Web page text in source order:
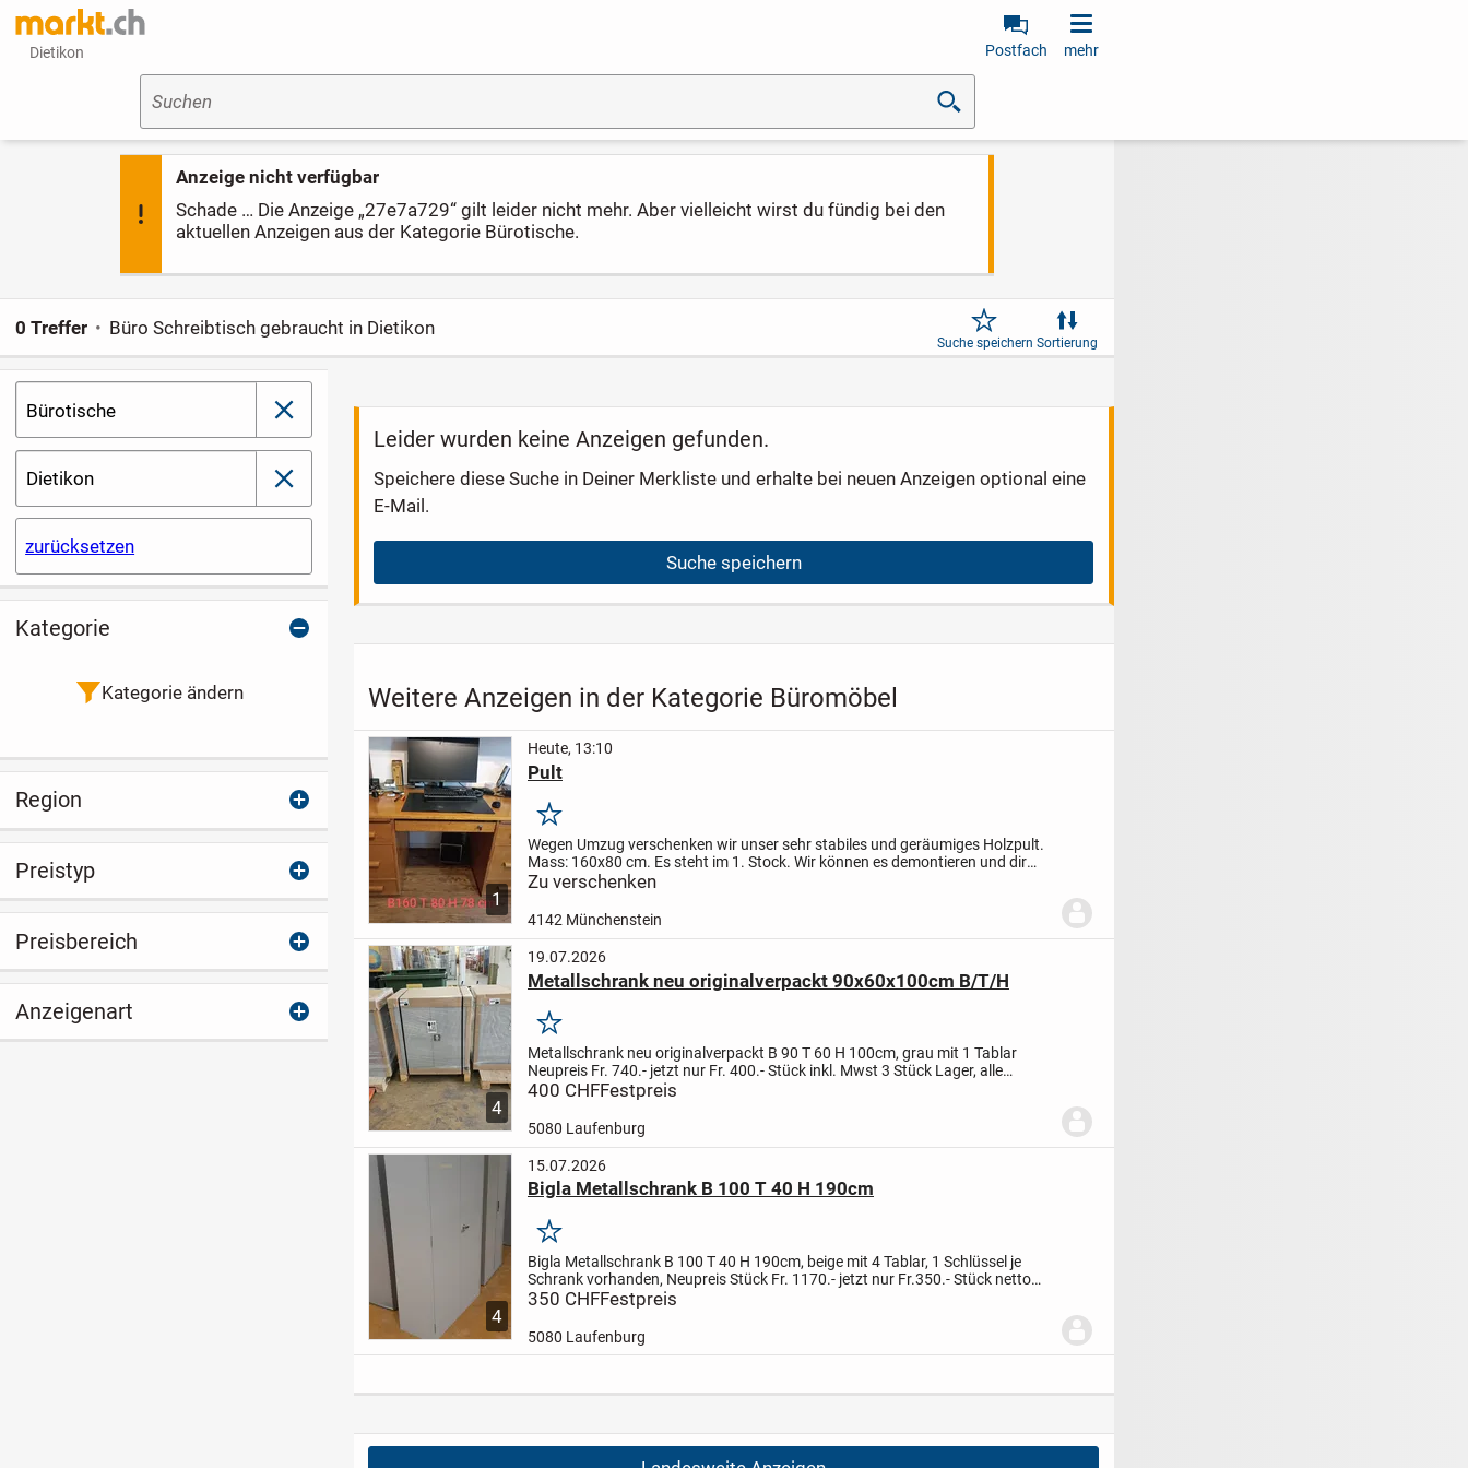
Dietikon Postfach mehr
Anzeige nicht verfügbar
Schade … Die Anzeige „27e7a729“ gilt leider nicht mehr. Aber vielleicht wirst du fündig bei den
aktuellen Anzeigen aus der Kategorie Bürotische.
Suchen
Bürotische schließen
Dietikon schließen
zurücksetzen
0 Treffer Büro Schreibtisch gebraucht in Dietikon
Suche speichern Sortierung
Leider wurden keine Anzeigen gefunden.
Speichere diese Suche in Deiner Merkliste und erhalte bei neuen Anzeigen optional eine
E-Mail.
Suche speichern
Weitere Anzeigen in der Kategorie Büromöbel
1
Heute, 13:10
Pult
Merken
Wegen Umzug verschenken wir unser sehr stabiles und geräumiges Holzpult.
Mass: 160x80 cm. Es steht im 1. Stock. Wir können es demontieren und dir
helfen die Teile bis vor der Tür zu tragen. Der...
Zu verschenken
4142 Münchenstein
4
19.07.2026
Metallschrank neu originalverpackt 90x60x100cm B/T/H
Merken
Metallschrank neu originalverpackt B 90 T 60 H 100cm, grau mit 1 Tablar
Neupreis Fr. 740.- jetzt nur Fr. 400.- Stück inkl. Mwst 3 Stück Lager, alle
Schränke haben 1 Schlüssel und sind abschliessbar
400 CHFFestpreis
5080 Laufenburg
4
15.07.2026
Bigla Metallschrank B 100 T 40 H 190cm
Merken
Bigla Metallschrank B 100 T 40 H 190cm, beige mit 4 Tablar, 1 Schlüssel je
Schrank vorhanden, Neupreis Stück Fr. 1170.- jetzt nur Fr.350.- Stück netto
plus MwstPreise sind netto und werden nicht...
350 CHFFestpreis
5080 Laufenburg
Kategorie
Kategorie ändern
Region
Preistyp
Preisbereich
Anzeigenart